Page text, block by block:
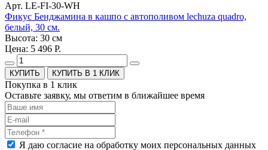
Арт. LE-FI-30-WH
Фикус Бенджамина в кашпо с автополивом lechuza quadro,
белый, 30 см.
Высота: 30 см
Цена: 5 496 Р.
КУПИТЬ В 1 КЛИК
Покупка в 1 клик
Оставьте заявку, мы ответим в ближайшее время
Я даю согласие на обработку моих персональных данных